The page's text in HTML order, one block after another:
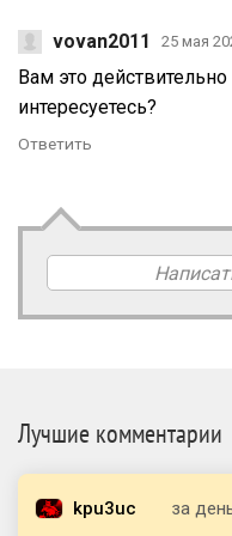
vovan2011 25 мая
Вам это
интересуетесь?
Ответить
Лучшие комментарии
kpu3uc за